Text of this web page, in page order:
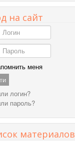
на сайт
Логин
Пароль
меня
логин?
пароль?
материалов